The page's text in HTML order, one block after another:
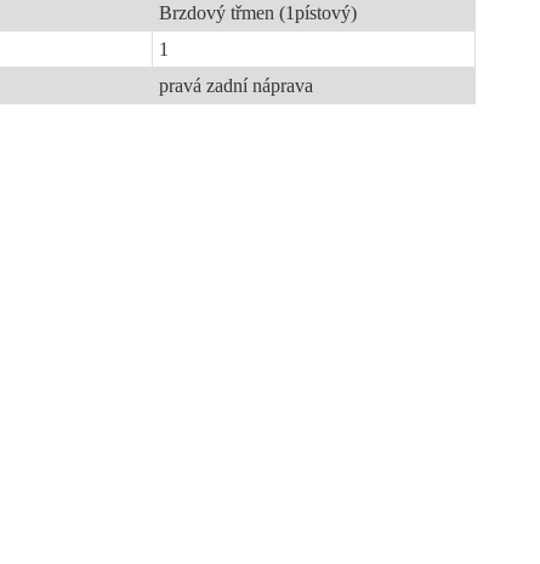
Brzdový třmen (1pístový)
1
pravá zadní náprava